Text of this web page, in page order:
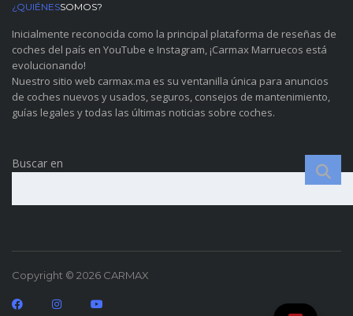
¿QUIÉNESSOMOS?
Inicialmente reconocida como la principal plataforma de reseñas de
coches del país en YouTube e Instagram, ¡Carmax Marruecos está
evolucionando!
Nuestro sitio web carmax.ma es su ventanilla única para anuncios
de coches nuevos y usados, seguros, consejos de mantenimiento,
guías legales y todas las últimas noticias sobre coches.
Buscar en
Copyright © 2026 CARMAX